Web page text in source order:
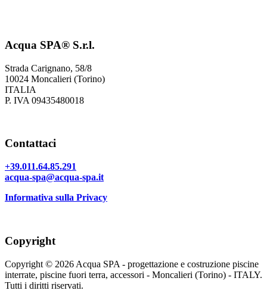
Acqua SPA® S.r.l.
Strada Carignano, 58/8
10024 Moncalieri (Torino)
ITALIA
P. IVA 09435480018
Contattaci
+39.011.64.85.291
acqua-spa@acqua-spa.it
Informativa sulla Privacy
Copyright
Copyright © 2026 Acqua SPA - progettazione e costruzione piscine
interrate, piscine fuori terra, accessori - Moncalieri (Torino) - ITALY.
Tutti i diritti riservati.